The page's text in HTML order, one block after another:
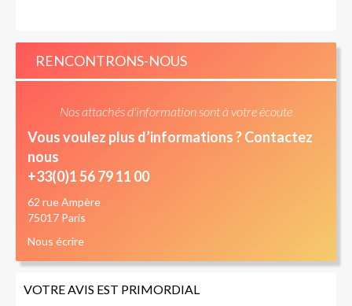
RENCONTRONS-NOUS
Nos attachés d'information sont à votre écoute
Vous voulez plus d’informations ? Contactez
nous
+33(0)1 56 79 11 00
62 rue Ampère
75017 Paris
Nous écrire
VOTRE AVIS EST PRIMORDIAL